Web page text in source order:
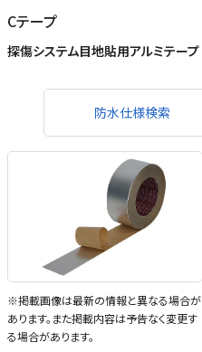
Cテープ
探傷システム目地貼用アルミテープ
防水仕様検索
※掲載画像は最新の情報と異なる場合が
あります。また掲載内容は予告なく変更す
る場合があります。